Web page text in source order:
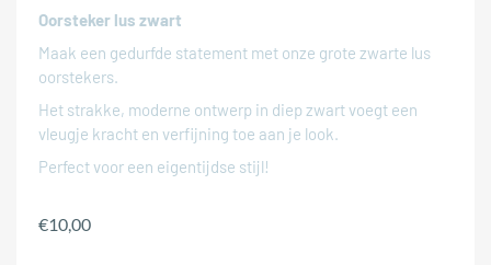
Oorsteker lus zwart
Maak een gedurfde statement met onze grote zwarte lus
oorstekers.
Het strakke, moderne ontwerp in diep zwart voegt een
vleugje kracht en verfijning toe aan je look.
Perfect voor een eigentijdse stijl!
€10,00